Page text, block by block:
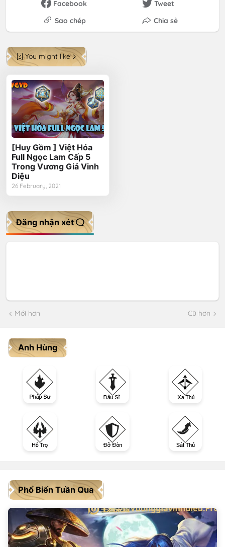
Facebook
Tweet
Sao chép
Chia sẻ
You might like
[Huy Gồm ] Việt Hóa
Full Ngọc Lam Cấp 5
Trong Vương Giả Vinh
Diệu
26 February, 2021
Đăng nhận xét
Mới hơn Cũ hơn
Anh Hùng
Phổ Biến Tuần Qua